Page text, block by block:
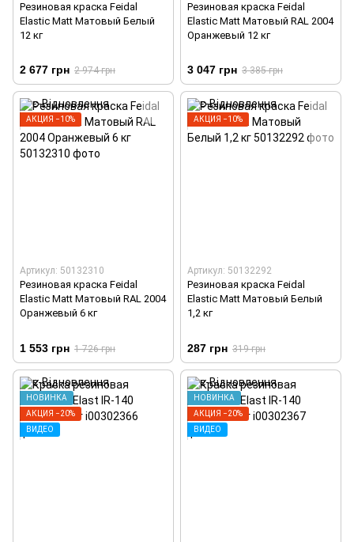
Резиновая краска Feidal
Elastic Matt Матовый Белый
12 кг
2 677 грн 2 974 грн
Резиновая краска Feidal
Elastic Matt Матовый RAL 2004
Оранжевый 12 кг
3 047 грн 3 385 грн
АКЦИЯ −10%
Артикул: 50132310
Резиновая краска Feidal
Elastic Matt Матовый RAL 2004
Оранжевый 6 кг
1 553 грн 1 726 грн
АКЦИЯ −10%
Артикул: 50132292
Резиновая краска Feidal
Elastic Matt Матовый Белый
1,2 кг
287 грн 319 грн
НОВИНКА
АКЦИЯ −20%
ВИДЕО
НОВИНКА
АКЦИЯ −20%
ВИДЕО